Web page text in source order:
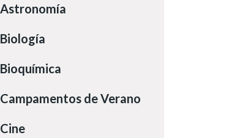
Astronomía
Biología
Bioquímica
Campamentos de Verano
Cine